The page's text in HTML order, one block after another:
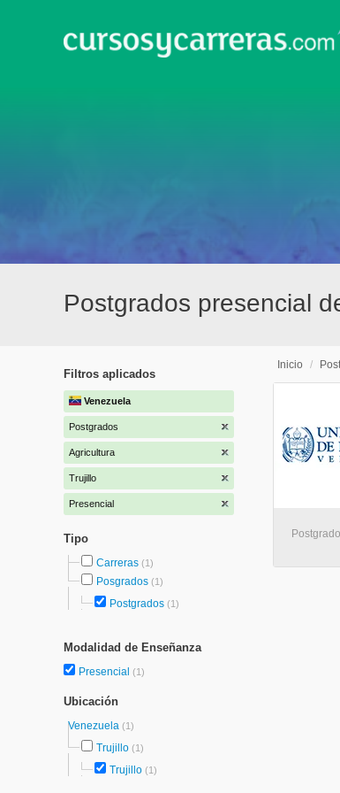
Postgrados presencial
Filtros aplicados
Venezuela
Postgrados
Agricultura
Trujillo
Presencial
Tipo
Carreras (1)
Posgrados (1)
Postgrados (1)
Modalidad de Enseñanza
Presencial (1)
Ubicación
Venezuela (1)
Trujillo (1)
Trujillo (1)
Inicio /